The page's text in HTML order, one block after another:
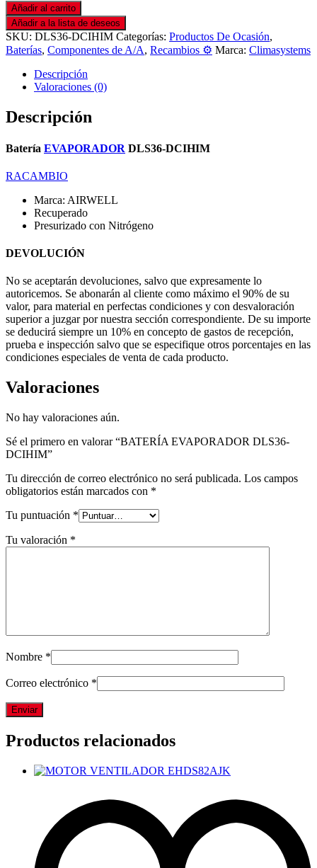
Añadir al carrito
Añadir a la lista de deseos
SKU: DLS36-DCIHIM Categorías: Productos De Ocasión,
Baterías, Componentes de A/A, Recambios ⚙️ Marca: Climasystems
Descripción
Valoraciones (0)
Descripción
Batería EVAPORADOR DLS36-DCIHIM
RACAMBIO
Marca: AIRWELL
Recuperado
Presurizado con Nitrógeno
DEVOLUCIÓN
No se aceptarán devoluciones, salvo que expresamente lo
autoricemos. Se abonarán al cliente como máximo el 90% de su
valor, para material en perfectas condiciones y con desvaloración
superior a juzgar por nuestra sección correspondiente. De su importe
se deducirá siempre un 10% en concepto de gastos de recepción,
prueba e inspección salvo que se especifique otros porcentajes en las
condiciones especiales de venta de cada producto.
Valoraciones
No hay valoraciones aún.
Sé el primero en valorar “BATERÍA EVAPORADOR DLS36-
DCIHIM”
Tu dirección de correo electrónico no será publicada. Los campos
obligatorios están marcados con *
Tu puntuación *
Tu valoración *
Nombre *
Correo electrónico *
Productos relacionados